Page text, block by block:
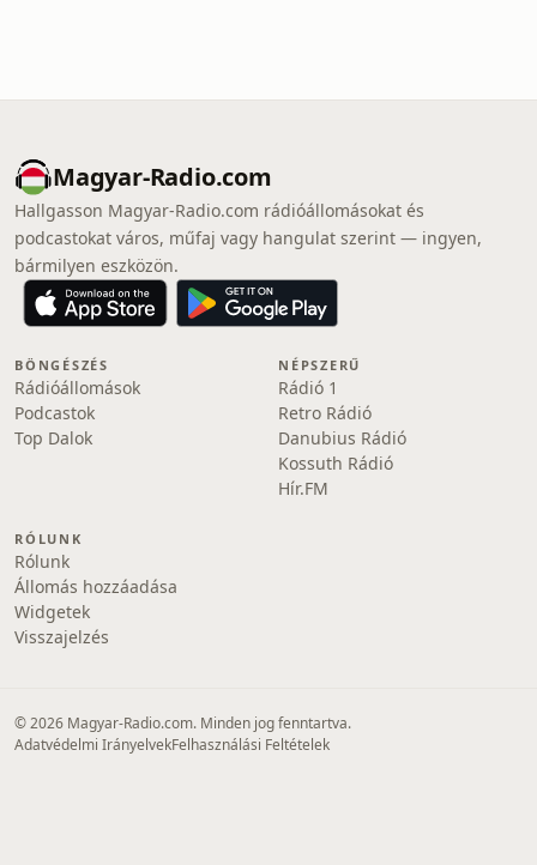
Magyar-Radio.com
Hallgasson Magyar-Radio.com rádióállomásokat és
podcastokat város, műfaj vagy hangulat szerint — ingyen,
bármilyen eszközön.
BÖNGÉSZÉS
Rádióállomások
Podcastok
Top Dalok
NÉPSZERŰ
Rádió 1
Retro Rádió
Danubius Rádió
Kossuth Rádió
Hír.FM
RÓLUNK
Rólunk
Állomás hozzáadása
Widgetek
Visszajelzés
© 2026 Magyar-Radio.com. Minden jog fenntartva.
Adatvédelmi IrányelvekFelhasználási Feltételek